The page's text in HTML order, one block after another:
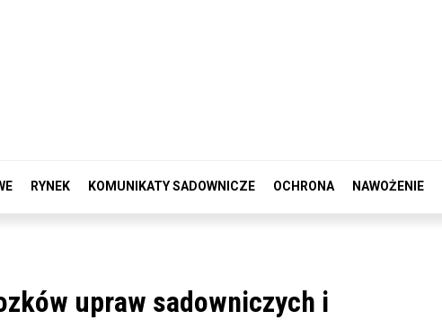
RYNEK KOMUNIKATY SADOWNICZE OCHRONA NAWOŻENIE
upraw sadowniczych i